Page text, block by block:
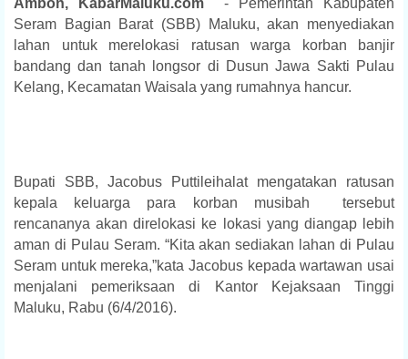
Ambon, KabarMaluku.com
- Pemerintah Kabupaten
Seram Bagian Barat (SBB) Maluku, akan menyediakan
lahan untuk merelokasi ratusan warga korban banjir
bandang dan tanah longsor di Dusun Jawa Sakti Pulau
Kelang, Kecamatan Waisala yang rumahnya hancur.
Bupati SBB, Jacobus Puttileihalat mengatakan ratusan
kepala keluarga para korban musibah tersebut
rencananya akan direlokasi ke lokasi yang diangap lebih
aman di Pulau Seram. “Kita akan sediakan lahan di Pulau
Seram untuk mereka,”kata Jacobus kepada wartawan usai
menjalani pemeriksaan di Kantor Kejaksaan Tinggi
Maluku, Rabu (6/4/2016).